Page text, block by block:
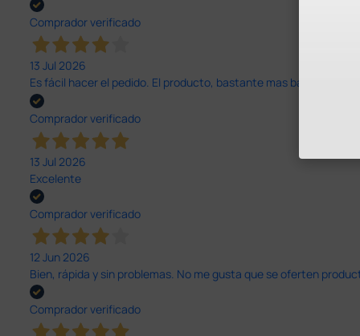
Comprador verificado
13 Jul 2026
Es fácil hacer el pedido. El producto, bastante mas barato que
Comprador verificado
13 Jul 2026
Excelente
Comprador verificado
12 Jun 2026
Bien, rápida y sin problemas. No me gusta que se oferten
Comprador verificado